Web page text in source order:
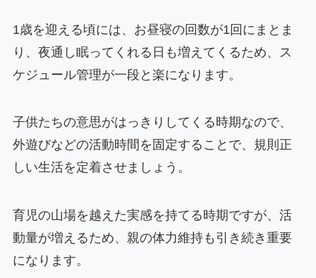
1歳を迎える頃には、お昼寝の回数が1回にまとま
り、夜通し眠ってくれる日も増えてくるため、ス
ケジュール管理が一段と楽になります。
子供たちの意思がはっきりしてくる時期なので、
外遊びなどの活動時間を固定することで、規則正
しい生活を定着させましょう。
育児の山場を越えた実感を持てる時期ですが、活
動量が増えるため、親の体力維持も引き続き重要
になります。